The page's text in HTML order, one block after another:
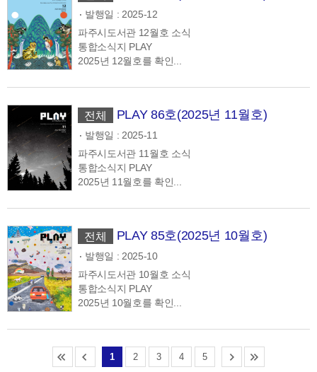
발행일 : 2025-12
파주시도서관 12월호 소식
통합소식지 PLAY
2025년 12월호를 확인...
전체 PLAY 86호(2025년 11월호)
발행일 : 2025-11
파주시도서관 11월호 소식
통합소식지 PLAY
2025년 11월호를 확인...
전체 PLAY 85호(2025년 10월호)
발행일 : 2025-10
파주시도서관 10월호 소식
통합소식지 PLAY
2025년 10월호를 확인...
1 2 3 4 5